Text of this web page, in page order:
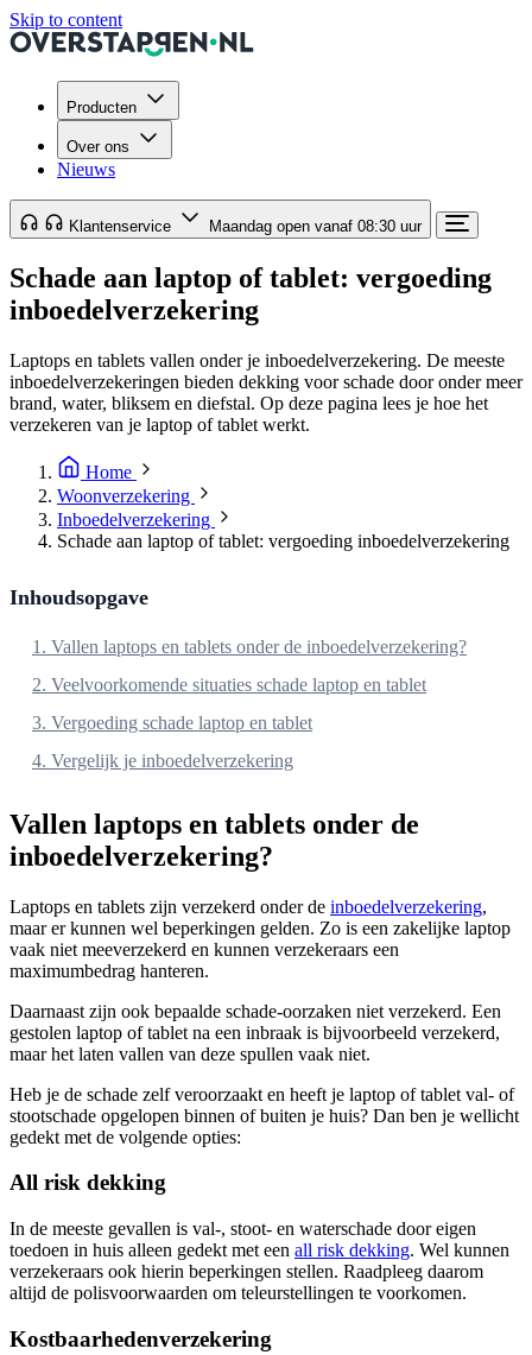
Skip to content
Producten
Over ons
Nieuws
Klantenservice Maandag open vanaf 08:30 uur
Schade aan laptop of tablet: vergoeding
inboedelverzekering
Laptops en tablets vallen onder je inboedelverzekering. De meeste
inboedelverzekeringen bieden dekking voor schade door onder meer
brand, water, bliksem en diefstal. Op deze pagina lees je hoe het
verzekeren van je laptop of tablet werkt.
Home
Woonverzekering
Inboedelverzekering
Schade aan laptop of tablet: vergoeding inboedelverzekering
Inhoudsopgave
1. Vallen laptops en tablets onder de inboedelverzekering?
2. Veelvoorkomende situaties schade laptop en tablet
3. Vergoeding schade laptop en tablet
4. Vergelijk je inboedelverzekering
Vallen laptops en tablets onder de
inboedelverzekering?
Laptops en tablets zijn verzekerd onder de inboedelverzekering,
maar er kunnen wel beperkingen gelden. Zo is een zakelijke laptop
vaak niet meeverzekerd en kunnen verzekeraars een
maximumbedrag hanteren.
Daarnaast zijn ook bepaalde schade-oorzaken niet verzekerd. Een
gestolen laptop of tablet na een inbraak is bijvoorbeeld verzekerd,
maar het laten vallen van deze spullen vaak niet.
Heb je de schade zelf veroorzaakt en heeft je laptop of tablet val- of
stootschade opgelopen binnen of buiten je huis? Dan ben je wellicht
gedekt met de volgende opties:
All risk dekking
In de meeste gevallen is val-, stoot- en waterschade door eigen
toedoen in huis alleen gedekt met een all risk dekking. Wel kunnen
verzekeraars ook hierin beperkingen stellen. Raadpleeg daarom
altijd de polisvoorwaarden om teleurstellingen te voorkomen.
Kostbaarhedenverzekering